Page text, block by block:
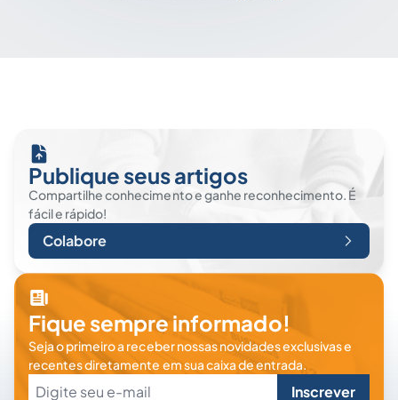
Publique seus artigos
Compartilhe conhecimento e ganhe reconhecimento. É
fácil e rápido!
Colabore
Fique sempre informado!
Seja o primeiro a receber nossas novidades exclusivas e
recentes diretamente em sua caixa de entrada.
Inscrever